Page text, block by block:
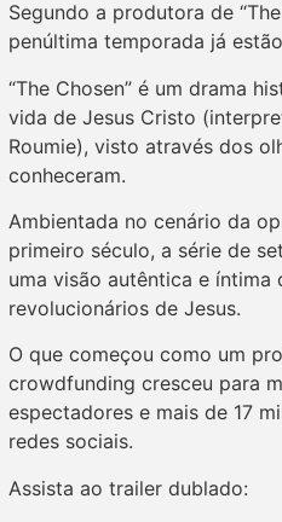
Segundo a produtora de
penúltima temporada já
“The Chosen” é um drama
vida de Jesus Cristo
Roumie), visto através dos
conheceram.
Ambientada no cenário da
primeiro século, a série de
uma visão autêntica e íntima
revolucionários de Jesus.
O que começou como um
crowdfunding cresceu para
espectadores e mais de 17
redes sociais.
Assista ao trailer dublado: